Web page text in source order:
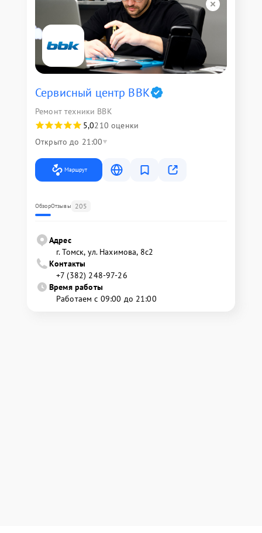
Сервисный центр BBK
Ремонт техники BBK
5,0210 оценки
Открыто до 21:00
Маршрут
ОбзорОтзывы 205
Адрес
г. Томск, ул. Нахимова, 8с2
Контакты
+7 (382) 248-97-26
Время работы
Работаем с 09:00 до 21:00